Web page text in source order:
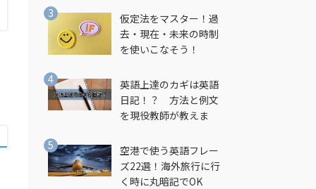
仮定法をマスター！過
去・現在・未来の時制
を使いこなそう！
英語上達のカギは英語
日記！？ 方法と例文
を現役教師が教えま
空港で使う英語フレー
ズ22選！海外旅行に行
く時に丸暗記でOK